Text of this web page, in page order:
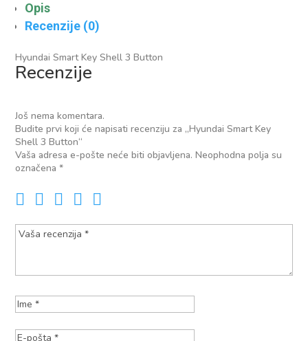
Opis
Recenzije (0)
Hyundai Smart Key Shell 3 Button
Recenzije
Još nema komentara.
Budite prvi koji će napisati recenziju za „Hyundai Smart Key
Shell 3 Button“
Vaša adresa e-pošte neće biti objavljena. Neophodna polja su
označena*